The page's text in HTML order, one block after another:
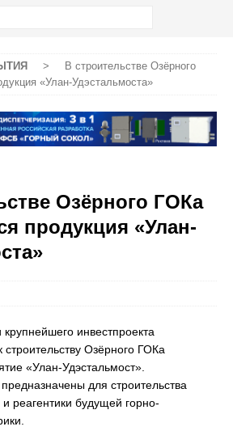
>
В строительстве Озёрного
«Улан-Удэстальмоста»
Озёрного ГОКа
продукция «Улан-
инвестпроекта
строительству Озёрного ГОКа
«Улан-Удэстальмост».
для строительства
реагентики будущей горно-